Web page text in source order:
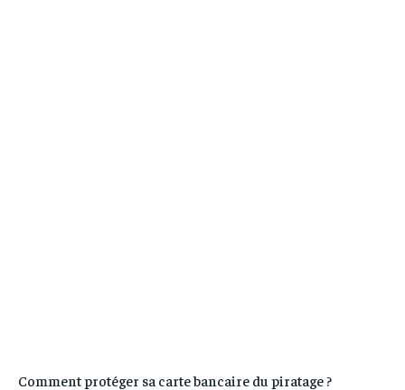
Comment protéger sa carte bancaire du piratage ?